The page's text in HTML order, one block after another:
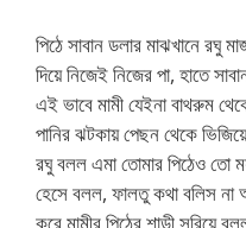
পিঠে সাবান ডলার মাঝখানে রঘু
দিয়ে নিজেই নিজের পা, হাতে
এই ভাবে মামী যেইনা বাথরুম
পানির ঝটকায় পেছন থেকে
রঘু বলল এমা তোমার পিঠেও তো
হেসে বলল, ফালতু কথা বলিস না